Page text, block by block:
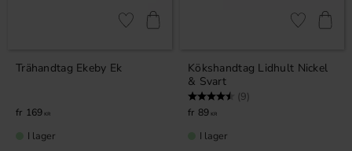
Trähandtag Ekeby Ek
169 KR
Lägg till i favoriter
I lager
Kökshandtag Lidhult Nickel
& Svart
Betyg: (9)
89 KR
Lägg till i
I lager